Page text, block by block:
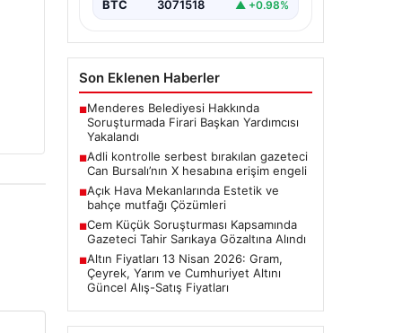
BTC 3071518 ▲ +0.98%
Son Eklenen Haberler
■Menderes Belediyesi Hakkında
Soruşturmada Firari Başkan Yardımcısı
Yakalandı
■Adli kontrolle serbest bırakılan gazeteci
Can Bursalı’nın X hesabına erişim engeli
■Açık Hava Mekanlarında Estetik ve
bahçe mutfağı Çözümleri
■Cem Küçük Soruşturması Kapsamında
Gazeteci Tahir Sarıkaya Gözaltına Alındı
■Altın Fiyatları 13 Nisan 2026: Gram,
Çeyrek, Yarım ve Cumhuriyet Altını
Güncel Alış-Satış Fiyatları